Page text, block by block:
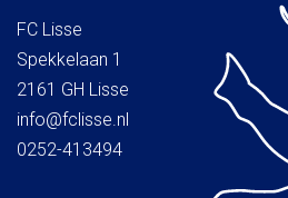
FC Lisse
Spekkelaan 1
2161 GH Lisse
info@fclisse.nl
0252-413494